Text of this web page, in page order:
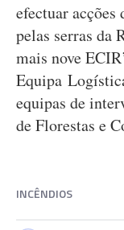
efectuar
pelas serras da
mais nove
Equipa
equipas de
de Florestas e
INCÊNDIOS